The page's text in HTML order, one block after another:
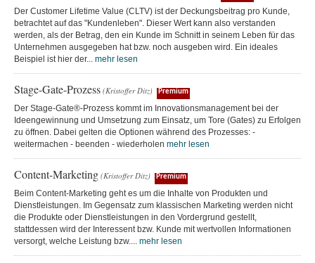
Der Customer Lifetime Value (CLTV) ist der Deckungsbeitrag pro Kunde,
betrachtet auf das "Kundenleben". Dieser Wert kann also verstanden
werden, als der Betrag, den ein Kunde im Schnitt in seinem Leben für das
Unternehmen ausgegeben hat bzw. noch ausgeben wird. Ein ideales
Beispiel ist hier der... mehr lesen
Stage-Gate-Prozess (Kristoffer Ditz) Premium
Der Stage-Gate®-Prozess kommt im Innovationsmanagement bei der
Ideengewinnung und Umsetzung zum Einsatz, um Tore (Gates) zu Erfolgen
zu öffnen. Dabei gelten die Optionen während des Prozesses: -
weitermachen - beenden - wiederholen mehr lesen
Content-Marketing (Kristoffer Ditz) Premium
Beim Content-Marketing geht es um die Inhalte von Produkten und
Dienstleistungen. Im Gegensatz zum klassischen Marketing werden nicht
die Produkte oder Dienstleistungen in den Vordergrund gestellt,
stattdessen wird der Interessent bzw. Kunde mit wertvollen Informationen
versorgt, welche Leistung bzw.... mehr lesen